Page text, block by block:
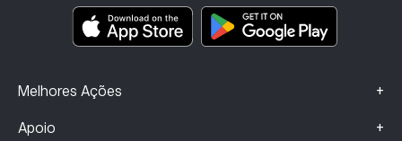
Melhores Ações +
Apoio +
Dados sobre Queixas (Clientes FCA)